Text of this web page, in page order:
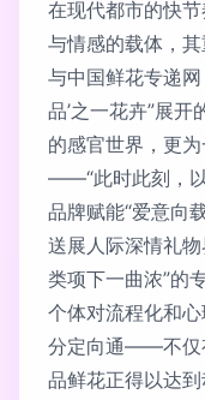
在现代都市的快
与情感的载体，
与中国鲜花专递
品’之一花卉”展
的感官世界，更
——“此时此刻，
品牌赋能“爱意向
送展人际深情礼
类项下一曲浓”的
个体对流程化和
分定向通——不仅
品鲜花正得以达